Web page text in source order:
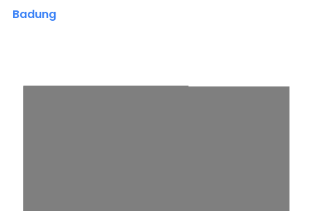
Badung